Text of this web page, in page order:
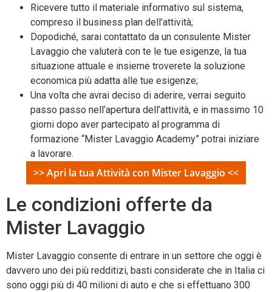
Ricevere tutto il materiale informativo sul sistema,
compreso il business plan dell’attività;
Dopodiché, sarai contattato da un consulente Mister
Lavaggio che valuterà con te le tue esigenze, la tua
situazione attuale e insieme troverete la soluzione
economica più adatta alle tue esigenze;
Una volta che avrai deciso di aderire, verrai seguito
passo passo nell’apertura dell’attività, e in massimo 10
giorni dopo aver partecipato al programma di
formazione “Mister Lavaggio Academy” potrai iniziare
a lavorare.
>> Apri la tua Attività con Mister Lavaggio <<
Le condizioni offerte da
Mister Lavaggio
Mister Lavaggio consente di entrare in un settore che oggi è
davvero uno dei più redditizi, basti considerate che in Italia ci
sono oggi più di 40 milioni di auto e che si effettuano 300